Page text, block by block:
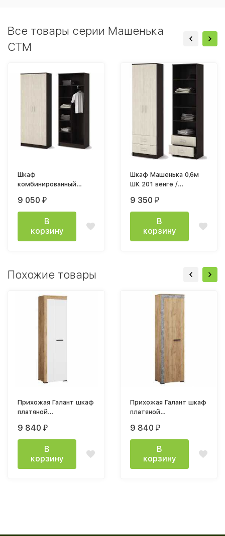
Все товары серии Машенька
СТМ
Шкаф
комбинированный
венге / белфорт
9 050 ₽
В
корзину
Шкаф Машенька 0,6м
ШК 201 венге /
9 350 ₽
В
корзину
Похожие товары
Прихожая Галант шкаф
платяной
крафт золотой / белый
тестурный
9 840 ₽
В
корзину
Прихожая Галант шкаф
платяной
крафт золотой /
ателье светлое дуб
крафт золотой/ателье
светлое
9 840 ₽
В
корзину